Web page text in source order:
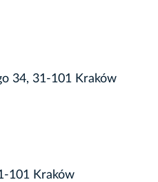
34, 31-101 Kraków
101 Kraków